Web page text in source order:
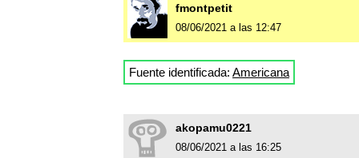
fmontpetit
08/06/2021 a las 12:47
Fuente identificada: Americana
akopamu0221
08/06/2021 a las 16:25